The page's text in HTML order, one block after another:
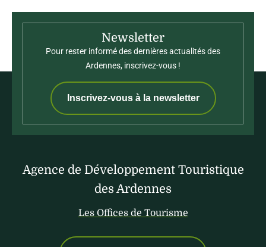
Newsletter
Pour rester informé des dernières actualités des
Ardennes, inscrivez-vous !
Inscrivez-vous à la newsletter
Agence de Développement Touristique
des Ardennes
Les Offices de Tourisme